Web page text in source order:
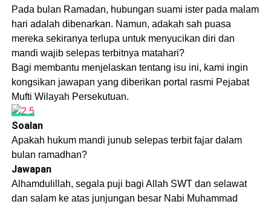
Pada bulan Ramadan, hubungan suami ister pada malam
hari adalah dibenarkan. Namun, adakah sah puasa
mereka sekiranya terlupa untuk menyucikan diri dan
mandi wajib selepas terbitnya matahari?
Bagi membantu menjelaskan tentang isu ini, kami ingin
kongsikan jawapan yang diberikan portal rasmi Pejabat
Mufti Wilayah Persekutuan.
Soalan
Apakah hukum mandi junub selepas terbit fajar dalam
bulan ramadhan?
Jawapan
Alhamdulillah, segala puji bagi Allah SWT dan selawat
dan salam ke atas junjungan besar Nabi Muhammad